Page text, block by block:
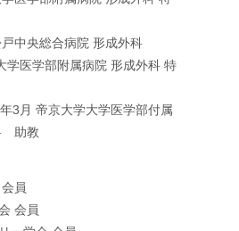
中央総合病院 形成外科
学医学部附属病院 形成外科 特
3月 帝京大学大学医学部付属
助教
員
会員